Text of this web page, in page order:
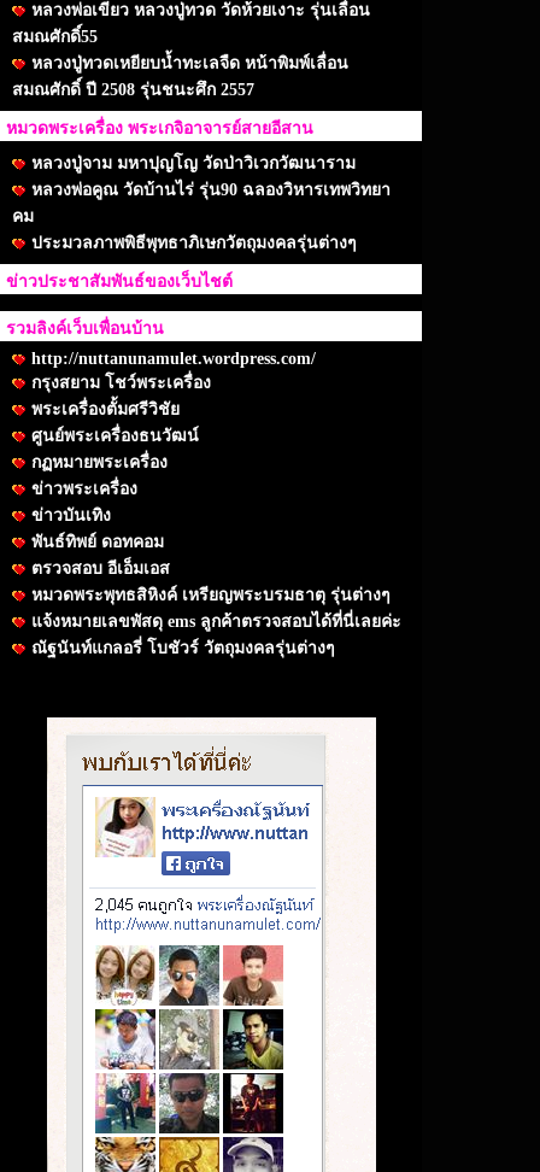
หลวงพ่อเขียว หลวงปู่ทวด วัดห้วยเงาะ รุ่นเลื่อน
สมณศักดิ์55
หลวงปู่ทวดเหยียบน้ำทะเลจืด หน้าพิมพ์เลื่อน
สมณศักดิ์ ปี 2508 รุ่นชนะศึก 2557
หมวดพระเครื่อง พระเกจิอาจารย์สายอีสาน
หลวงปู่จาม มหาปุญโญ วัดป่าวิเวกวัฒนาราม
หลวงพ่อคูณ วัดบ้านไร่ รุ่น90 ฉลองวิหารเทพวิทยา
คม
ประมวลภาพพิธีพุทธาภิเษกวัตถุมงคลรุ่นต่างๆ
ข่าวประชาสัมพันธ์ของเว็บไชต์
รวมลิงค์เว็บเพื่อนบ้าน
http://nuttanunamulet.wordpress.com/
กรุงสยาม โชว์พระเครื่อง
พระเครื่องตั้มศรีวิชัย
ศูนย์พระเครื่องธนวัฒน์
กฏหมายพระเครื่อง
ข่าวพระเครื่อง
ข่าวบันเทิง
พันธ์ทิพย์ ดอทคอม
ตรวจสอบ อีเอ็มเอส
หมวดพระพุทธสิหิงค์ เหรียญพระบรมธาตุ รุ่นต่างๆ
แจ้งหมายเลขพัสดุ ems ลูกค้าตรวจสอบได้ที่นี่เลยค่ะ
ณัฐนันท์แกลอรี่ โบชัวร์ วัตถุมงคลรุ่นต่างๆ